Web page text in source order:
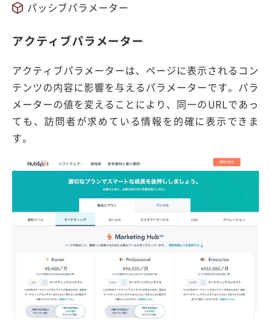
パッシブパラメーター
アクティブパラメーター
アクティブパラメーターは、ページに表示されるコン
テンツの内容に影響を与えるパラメーターです。パラ
メーターの値を変えることにより、同一のURLであっ
ても、訪問者が求めている情報を的確に表示できま
す。